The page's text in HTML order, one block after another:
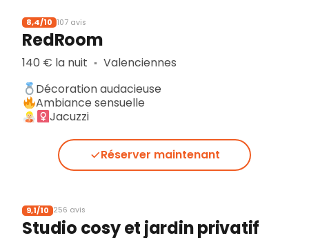
8,4/10 107 avis
RedRoom
140 € la nuit ▪︎ Valenciennes
Décoration audacieuse
Ambiance sensuelle
Jacuzzi
Réserver maintenant
9,1/10 256 avis
Studio cosy et jardin privatif